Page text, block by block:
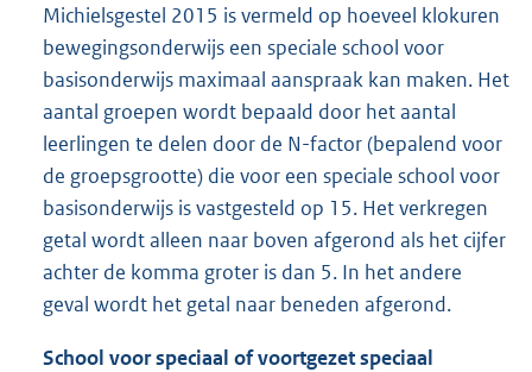
Michielsgestel 2015 is vermeld op hoeveel klokuren
bewegingsonderwijs een speciale school voor
basisonderwijs maximaal aanspraak kan maken. Het
aantal groepen wordt bepaald door het aantal
leerlingen te delen door de N-factor (bepalend voor
de groepsgrootte) die voor een speciale school voor
basisonderwijs is vastgesteld op 15. Het verkregen
getal wordt alleen naar boven afgerond als het cijfer
achter de komma groter is dan 5. In het andere
geval wordt het getal naar beneden afgerond.
School voor speciaal of voortgezet speciaal